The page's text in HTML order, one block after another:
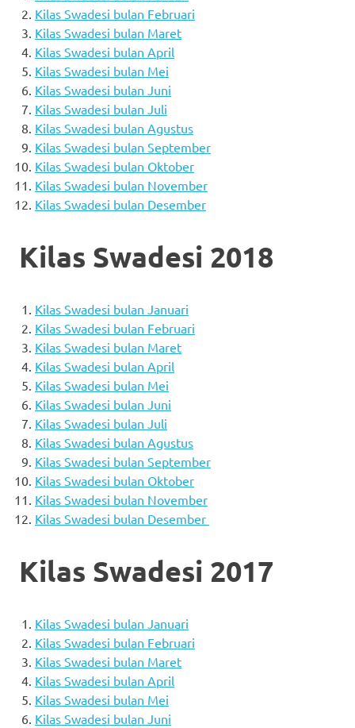
Kilas Swadesi bulan Februari
Kilas Swadesi bulan Maret
Kilas Swadesi bulan April
Kilas Swadesi bulan Mei
Kilas Swadesi bulan Juni
Kilas Swadesi bulan Juli
Kilas Swadesi bulan Agustus
Kilas Swadesi bulan September
Kilas Swadesi bulan Oktober
Kilas Swadesi bulan November
Kilas Swadesi bulan Desember
Kilas Swadesi 2018
Kilas Swadesi bulan Januari
Kilas Swadesi bulan Februari
Kilas Swadesi bulan Maret
Kilas Swadesi bulan April
Kilas Swadesi bulan Mei
Kilas Swadesi bulan Juni
Kilas Swadesi bulan Juli
Kilas Swadesi bulan Agustus
Kilas Swadesi bulan September
Kilas Swadesi bulan Oktober
Kilas Swadesi bulan November
Kilas Swadesi bulan Desember
Kilas Swadesi 2017
Kilas Swadesi bulan Januari
Kilas Swadesi bulan Februari
Kilas Swadesi bulan Maret
Kilas Swadesi bulan April
Kilas Swadesi bulan Mei
Kilas Swadesi bulan Juni